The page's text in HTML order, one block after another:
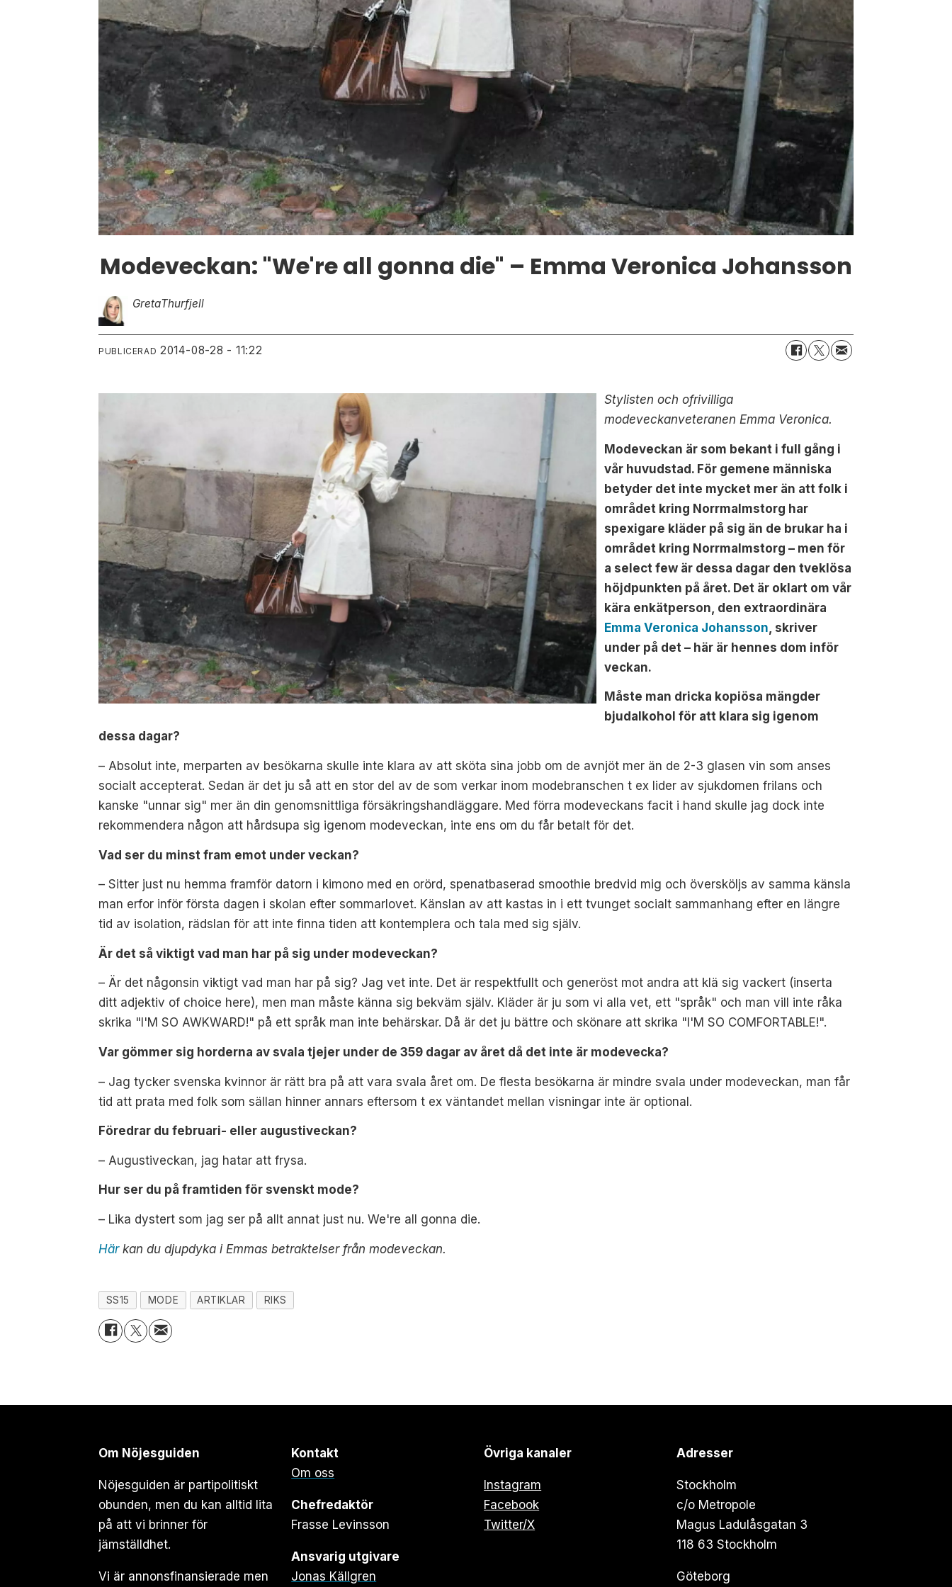
Modeveckan: "We're all gonna die" – Emma Veronica Johansson
GretaThurfjell
PUBLICERAD 2014-08-28 - 11:22
Stylisten och ofrivilliga
modeveckanveteranen Emma Veronica.
Modeveckan är som bekant i full gång i
vår huvudstad. För gemene människa
betyder det inte mycket mer än att folk i
området kring Norrmalmstorg har
spexigare kläder på sig än de brukar ha i
området kring Norrmalmstorg – men för
a select few är dessa dagar den tveklösa
höjdpunkten på året. Det är oklart om vår
kära enkätperson, den extraordinära
Emma Veronica Johansson , skriver
under på det – här är hennes dom inför
veckan.
Måste man dricka kopiösa mängder
bjudalkohol för att klara sig igenom
dessa dagar?
– Absolut inte, merparten av besökarna skulle inte klara av att sköta sina jobb om de avnjöt mer än de 2-3 glasen vin som anses
socialt accepterat. Sedan är det ju så att en stor del av de som verkar inom modebranschen t ex lider av sjukdomen frilans och
kanske "unnar sig" mer än din genomsnittliga försäkringshandläggare. Med förra modeveckans facit i hand skulle jag dock inte
rekommendera någon att hårdsupa sig igenom modeveckan, inte ens om du får betalt för det.
Vad ser du minst fram emot under veckan?
– Sitter just nu hemma framför datorn i kimono med en orörd, spenatbaserad smoothie bredvid mig och översköljs av samma känsla
man erfor inför första dagen i skolan efter sommarlovet. Känslan av att kastas in i ett tvunget socialt sammanhang efter en längre
tid av isolation, rädslan för att inte finna tiden att kontemplera och tala med sig själv.
Är det så viktigt vad man har på sig under modeveckan?
– Är det någonsin viktigt vad man har på sig? Jag vet inte. Det är respektfullt och generöst mot andra att klä sig vackert (inserta
ditt adjektiv of choice here), men man måste känna sig bekväm själv. Kläder är ju som vi alla vet, ett "språk" och man vill inte råka
skrika "I'M SO AWKWARD!" på ett språk man inte behärskar. Då är det ju bättre och skönare att skrika "I'M SO COMFORTABLE!".
Var gömmer sig horderna av svala tjejer under de 359 dagar av året då det inte är modevecka?
– Jag tycker svenska kvinnor är rätt bra på att vara svala året om. De flesta besökarna är mindre svala under modeveckan, man får
tid att prata med folk som sällan hinner annars eftersom t ex väntandet mellan visningar inte är optional.
Föredrar du februari- eller augustiveckan?
– Augustiveckan, jag hatar att frysa.
Hur ser du på framtiden för svenskt mode?
– Lika dystert som jag ser på allt annat just nu. We're all gonna die.
Härkan du djupdyka i Emmas betraktelser från modeveckan.
SS15 MODE ARTIKLAR RIKS
Om Nöjesguiden
Nöjesguiden är partipolitiskt
obunden, men du kan alltid lita
på att vi brinner för
jämställdhet.
Vi är annonsfinansierade men
Kontakt
Om oss
Chefredaktör
Frasse Levinsson
Ansvarig utgivare
Jonas Källgren
Övriga kanaler
Instagram
Facebook
Twitter/X
Adresser
Stockholm
c/o Metropole
Magus Ladulåsgatan 3
118 63 Stockholm
Göteborg